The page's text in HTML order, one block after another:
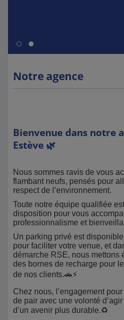
Notre agence
Bienvenue dans notre
Estève 🌿
Nous sommes ravis de vous
flambant neufs, pensés pour
respect de l’environnement.
Toute notre équipe qualifiée
disposition pour vous
professionnalisme et
Un parking privé est
pour faciliter votre venue, et
démarche RSE, nous mettons
des bornes de recharge pour
de nos clients.🚗⚡
Chez nous, l’engagement
de pair avec une volonté
d’un avenir plus durable.♻️